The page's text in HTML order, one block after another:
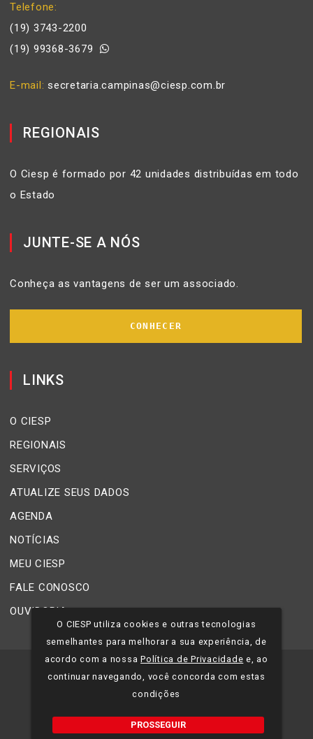
Telefone
(19) 3743-2200
(19) 99368-3679
E-mail secretaria.campinas@ciesp.com.br
REGIONAIS
O Ciesp é formado por 42 unidades distribuídas em todo
o Estado
JUNTE-SE A NÓS
Conheça as vantagens de ser um associado.
CONHECER
LINKS
O CIESP
REGIONAIS
SERVIÇOS
ATUALIZE SEUS DADOS
AGENDA
NOTÍCIAS
MEU CIESP
FALE CONOSCO
OUVIDORIA
2026 CIESP - Todos os direitos reservados.
Política de Privacidade
O CIESP utiliza cookies e outras tecnologias
semelhantes para melhorar a sua experiência, de
acordo com a nossaPolítica de Privacidade e, ao
continuar navegando, você concorda com estas
condições
PROSSEGUIR